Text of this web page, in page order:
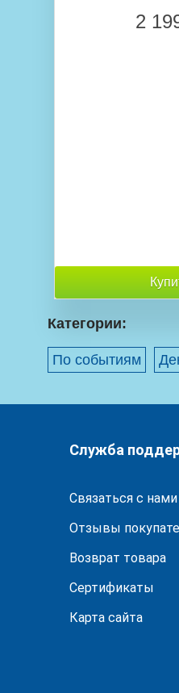
2
Категории:
По событиям
Служба
Связаться с нами
Отзывы
Возврат товара
Сертификаты
Карта сайта